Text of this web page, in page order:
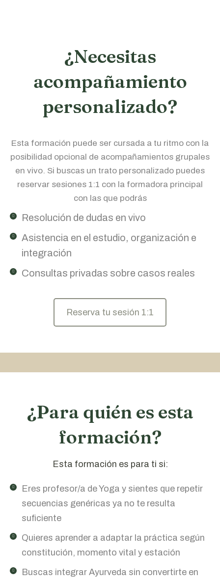
¿Necesitas
acompañamiento
personalizado?
Esta formación puede ser cursada a tu ritmo con la
posibilidad opcional de acompañamientos grupales
en vivo. Si buscas un trato personalizado puedes
reservar sesiones 1:1 con la formadora principal
con las que podrás
Resolución de dudas en vivo
Asistencia en el estudio, organización e
integración
Consultas privadas sobre casos reales
Reserva tu sesión 1:1
¿Para quién es esta
formación?
Esta formación es para ti si:
Eres profesor/a de Yoga y sientes que repetir
secuencias genéricas ya no te resulta
suficiente
Quieres aprender a adaptar la práctica según
constitución, momento vital y estación
Buscas integrar Ayurveda sin convertirte en